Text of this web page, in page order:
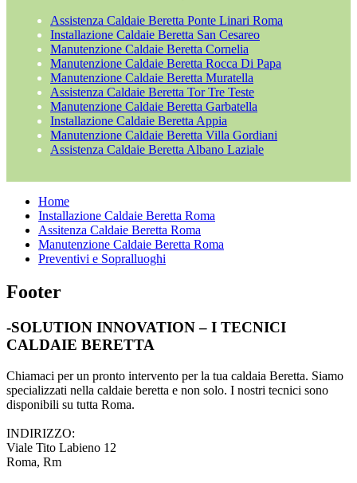
Assistenza Caldaie Beretta Ponte Linari Roma
Installazione Caldaie Beretta San Cesareo
Manutenzione Caldaie Beretta Cornelia
Manutenzione Caldaie Beretta Rocca Di Papa
Manutenzione Caldaie Beretta Muratella
Assistenza Caldaie Beretta Tor Tre Teste
Manutenzione Caldaie Beretta Garbatella
Installazione Caldaie Beretta Appia
Manutenzione Caldaie Beretta Villa Gordiani
Assistenza Caldaie Beretta Albano Laziale
Home
Installazione Caldaie Beretta Roma
Assitenza Caldaie Beretta Roma
Manutenzione Caldaie Beretta Roma
Preventivi e Sopralluoghi
Footer
-SOLUTION INNOVATION – I TECNICI
CALDAIE BERETTA
Chiamaci per un pronto intervento per la tua caldaia Beretta. Siamo
specializzati nella caldaie beretta e non solo. I nostri tecnici sono
disponibili su tutta Roma.
INDIRIZZO:
Viale Tito Labieno 12
Roma, Rm